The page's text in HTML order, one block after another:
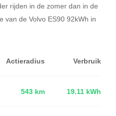
rijden in de zomer dan in de
van de Volvo ES90 92kWh in
Actieradius Verbruik
543 km 19.11 kWh